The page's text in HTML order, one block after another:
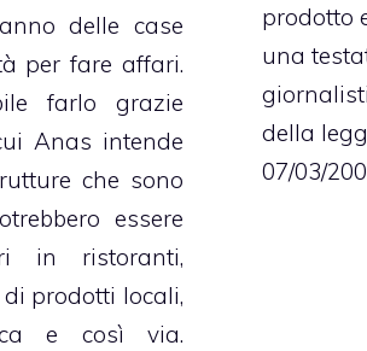
delle case
per fare affari.
farlo grazie
Anas intende
che sono
essere
in ristoranti,
prodotti locali,
e così via.
prodotto
una
della
07/03/